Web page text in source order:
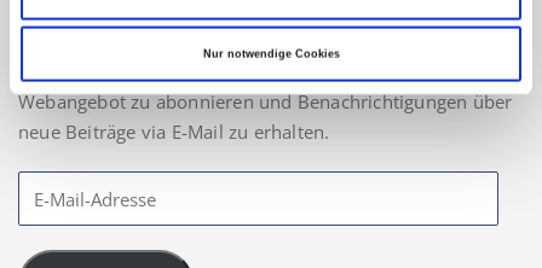
Nur notwendige Cookies
Webangebot zu abonnieren und Benachrichtigungen über
neue Beiträge via E-Mail zu erhalten.